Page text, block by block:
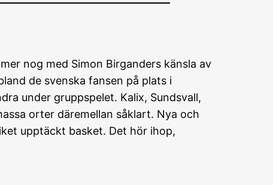
nog med Simon Birganders känsla av
de svenska fansen på plats i
under gruppspelet. Kalix, Sundsvall,
orter däremellan såklart. Nya och
upptäckt basket. Det hör ihop,